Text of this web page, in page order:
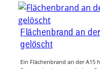
Flächenbrand an
gelöscht
Ein Flächenbrand an der